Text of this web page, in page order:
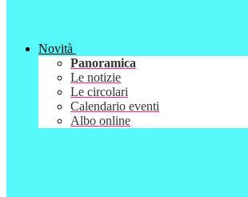
Novità
Panoramica
Le notizie
Le circolari
Calendario eventi
Albo online